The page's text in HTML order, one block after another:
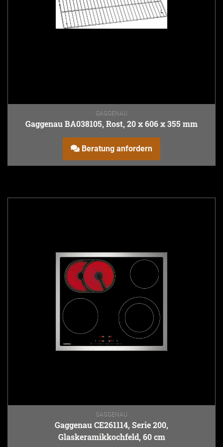
GAGGENAU
Gaggenau BA038105, Rost, 20 x 606 x 355 mm
Beratung anfordern
GAGGENAU
Gaggenau CE261114, Serie 200,
Glaskeramikkochfeld, 60 cm